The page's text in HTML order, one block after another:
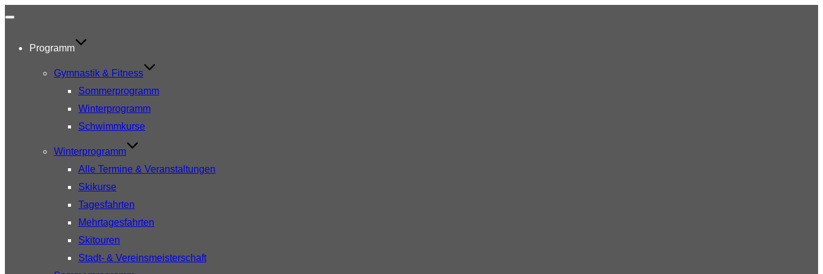
umschalten
Programm
Gymnastik & Fitness
Sommerprogramm
Winterprogramm
Schwimmkurse
Winterprogramm
Alle Termine & Veranstaltungen
Skikurse
Tagesfahrten
Mehrtagesfahrten
Skitouren
Stadt- & Vereinsmeisterschaft